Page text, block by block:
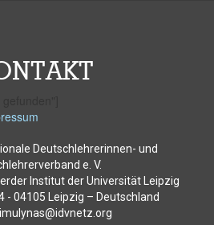
Deutschlehrerinnen- und
e. V.
Institut der Universität Leipzig
- 04105 Leipzig – Deutschland